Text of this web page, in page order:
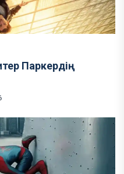
Паркердің